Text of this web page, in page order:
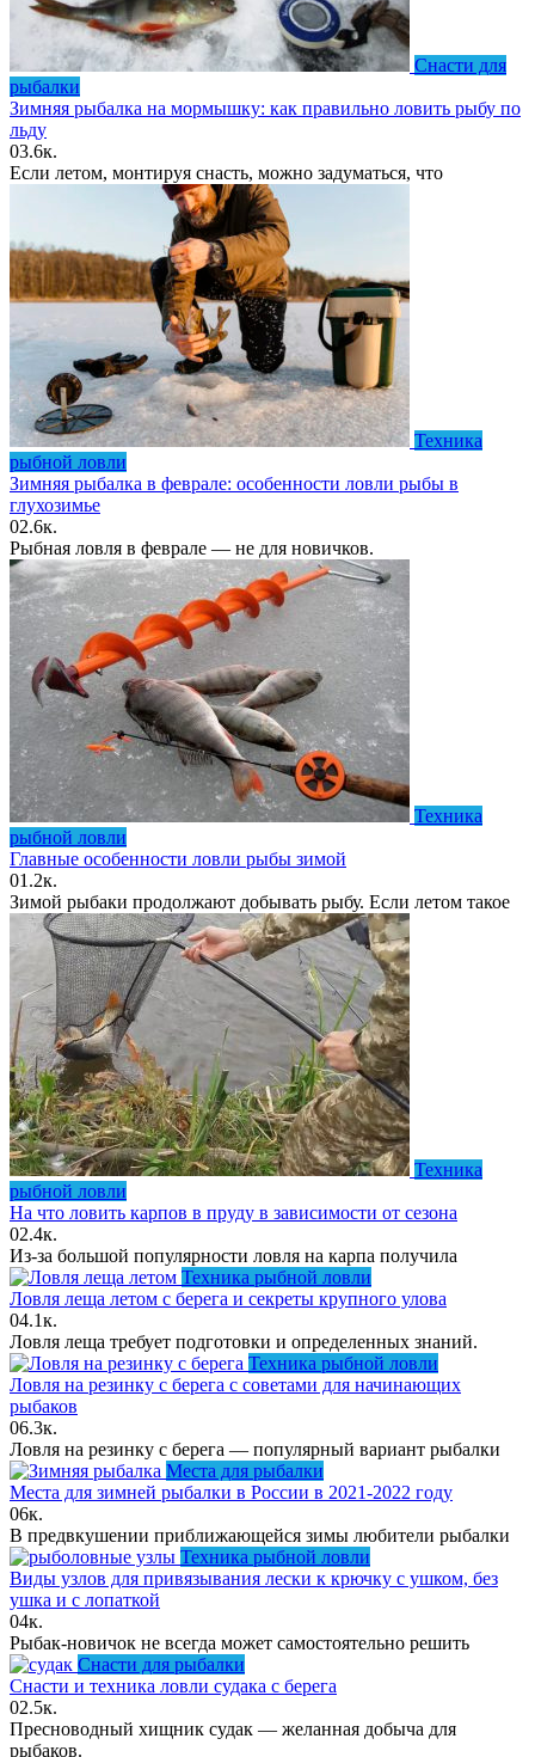
Снасти для
рыбалки
Зимняя рыбалка на мормышку: как правильно ловить рыбу по
льду
03.6к.
Если летом, монтируя снасть, можно задуматься, что
Техника
рыбной ловли
Зимняя рыбалка в феврале: особенности ловли рыбы в
глухозимье
02.6к.
Рыбная ловля в феврале — не для новичков.
Техника
рыбной ловли
Главные особенности ловли рыбы зимой
01.2к.
Зимой рыбаки продолжают добывать рыбу. Если летом такое
Техника
рыбной ловли
На что ловить карпов в пруду в зависимости от сезона
02.4к.
Из-за большой популярности ловля на карпа получила
Техника рыбной ловли
Ловля леща летом с берега и секреты крупного улова
04.1к.
Ловля леща требует подготовки и определенных знаний.
Техника рыбной ловли
Ловля на резинку с берега с советами для начинающих
рыбаков
06.3к.
Ловля на резинку с берега — популярный вариант рыбалки
Места для рыбалки
Места для зимней рыбалки в России в 2021-2022 году
06к.
В предвкушении приближающейся зимы любители рыбалки
Техника рыбной ловли
Виды узлов для привязывания лески к крючку с ушком, без
ушка и с лопаткой
04к.
Рыбак-новичок не всегда может самостоятельно решить
Снасти для рыбалки
Снасти и техника ловли судака с берега
02.5к.
Пресноводный хищник судак — желанная добыча для
рыбаков.